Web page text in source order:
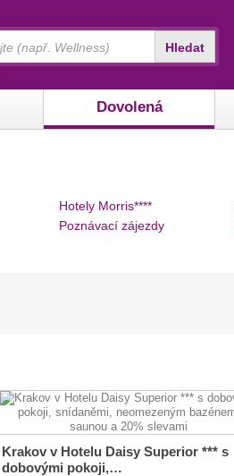
Dovolená
Hledat
Hotely Morris****
Poznávací zájezdy
Krakov v Hotelu Daisy Superior *** s
dobovými pokoji,…